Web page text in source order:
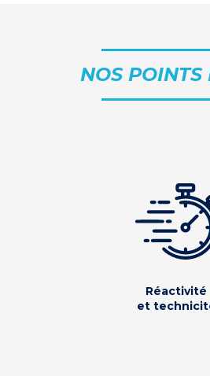
NOS POINTS
Réactivité
et